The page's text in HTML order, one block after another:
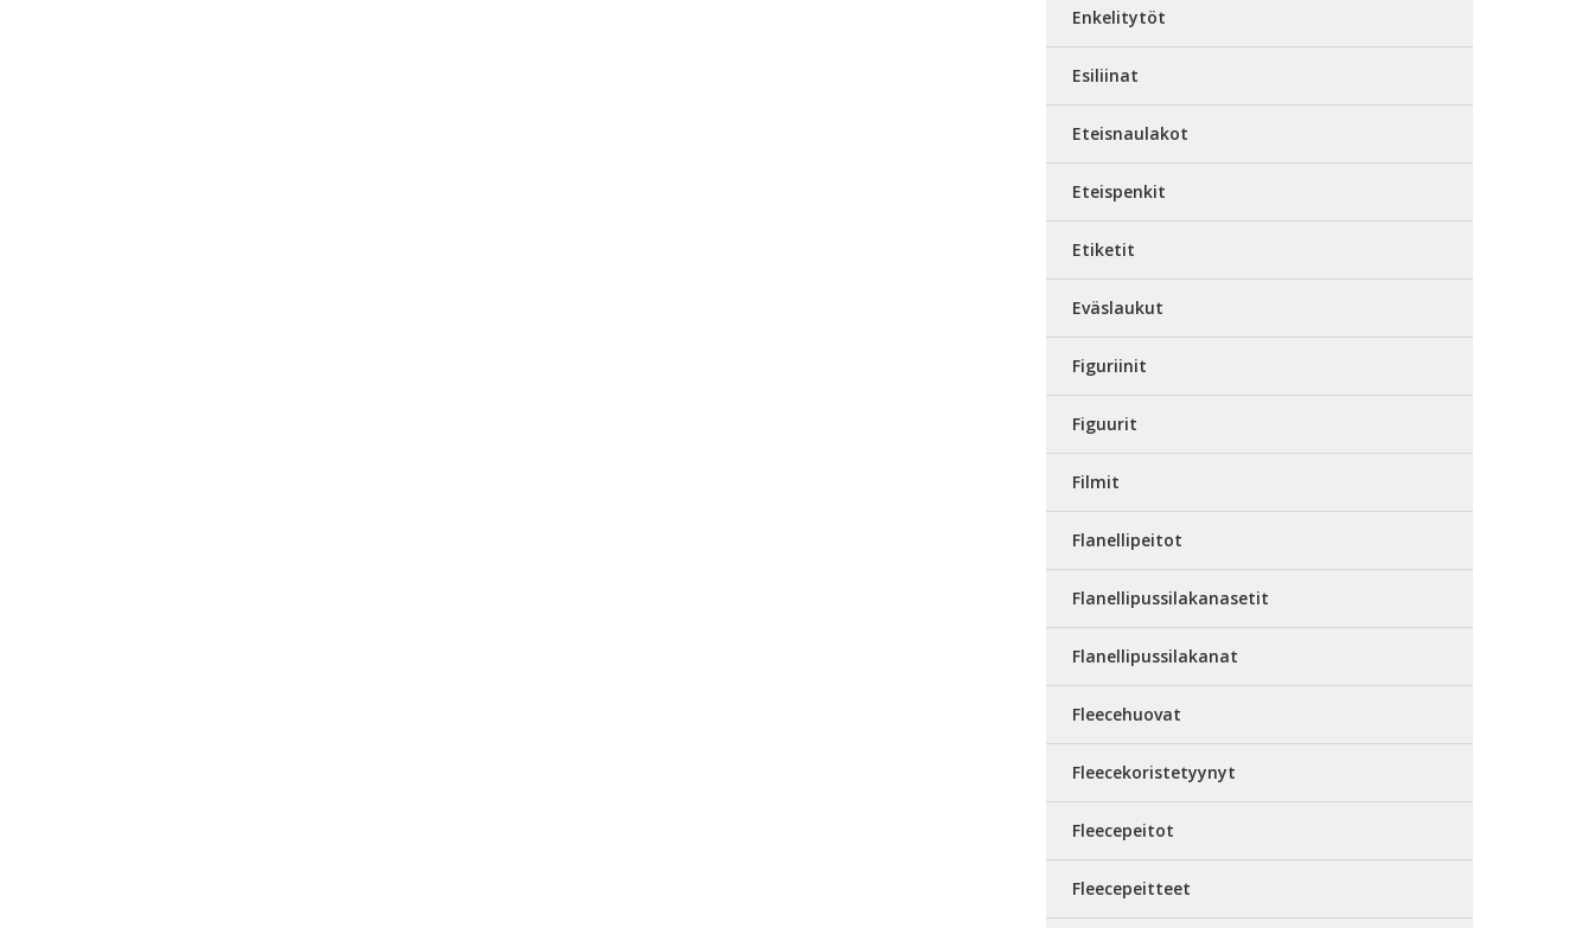
Enkelitytöt
Esiliinat
Eteisnaulakot
Eteispenkit
Etiketit
Eväslaukut
Figuriinit
Figuurit
Filmit
Flanellipeitot
Flanellipussilakanasetit
Flanellipussilakanat
Fleecehuovat
Fleecekoristetyynyt
Fleecepeitot
Fleecepeitteet